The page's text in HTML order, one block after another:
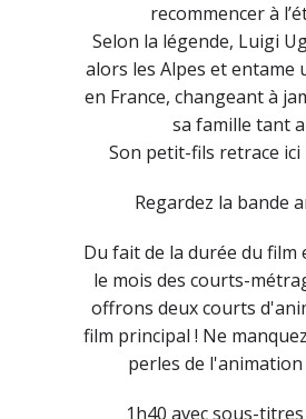
recommencer à
Selon la légende, Luigi
alors les Alpes et entame
en France, changeant à
sa famille tant
Son petit-fils retrace
Regardez la bande
Du fait de la durée du
le mois des courts-
offrons deux courts
film principal ! Ne
perles de l'animation
1h40 avec sous-